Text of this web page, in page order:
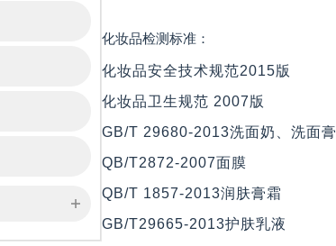
化妆品检测标准：
化妆品安全技术规范2015版
化妆品卫生规范 2007版
GB/T 29680-2013洗面奶、洗面膏
QB/T2872-2007面膜
QB/T 1857-2013润肤膏霜
GB/T29665-2013护肤乳液